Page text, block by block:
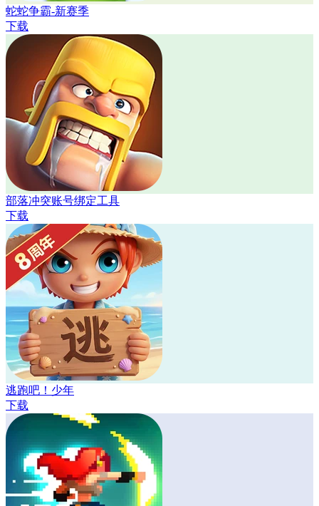
蛇蛇争霸-新赛季
下载
部落冲突账号绑定工具
下载
逃跑吧！少年
下载